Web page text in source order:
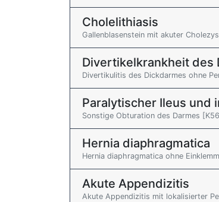
Cholelithiasis
Gallenblasenstein mit akuter
Divertikelkrankheit des
Divertikulitis des Dickdarmes ohne
Paralytischer Ileus und
Sonstige Obturation des Darmes
Hernia diaphragmatica
Hernia diaphragmatica ohne
Akute Appendizitis
Akute Appendizitis mit lokalisierter